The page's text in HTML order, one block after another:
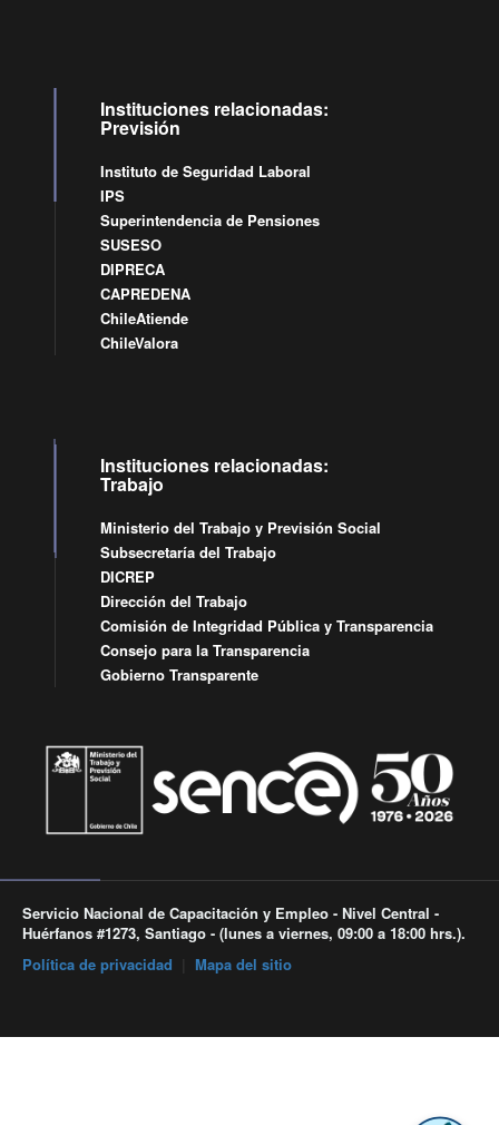
Instituciones relacionadas:
Previsión
Instituto de Seguridad Laboral
IPS
Superintendencia de Pensiones
SUSESO
DIPRECA
CAPREDENA
ChileAtiende
ChileValora
Instituciones relacionadas:
Trabajo
Ministerio del Trabajo y Previsión Social
Subsecretaría del Trabajo
DICREP
Dirección del Trabajo
Comisión de Integridad Pública y Transparencia
Consejo para la Transparencia
Gobierno Transparente
Servicio Nacional de Capacitación y Empleo - Nivel Central -
Huérfanos #1273, Santiago - (lunes a viernes, 09:00 a 18:00 hrs.).
Política de privacidad
Mapa del sitio